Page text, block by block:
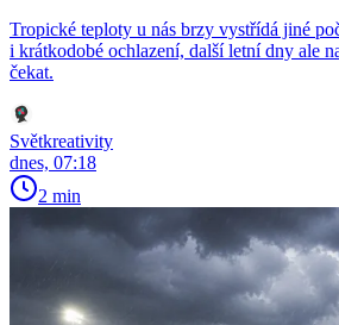
Tropické teploty u nás brzy vystřídá jiné
i krátkodobé ochlazení, další letní dny ale
čekat.
Světkreativity
dnes, 07:18
2 min